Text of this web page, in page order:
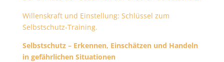
Willenskraft und Einstellung: Schlüssel zum
Selbstschutz-Training.
Selbstschutz – Erkennen, Einschätzen und Handeln
in gefährlichen Situationen